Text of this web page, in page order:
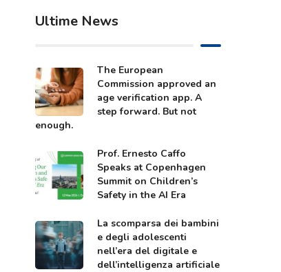
Ultime News
The European
Commission approved an
age verification app. A
step forward. But not
enough.
Prof. Ernesto Caffo
Speaks at Copenhagen
Summit on Children’s
Safety in the AI Era
La scomparsa dei bambini
e degli adolescenti
nell’era del digitale e
dell’intelligenza artificiale